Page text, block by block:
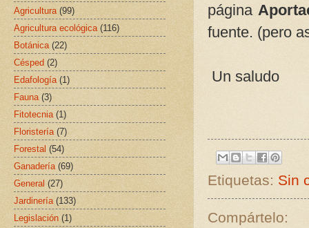
página
fuente. (pero
Un saludo
Etiquetas: Sin
Compártelo:
Agricultura (99)
Agricultura ecológica (116)
Botánica (22)
Césped (2)
Edafología (1)
Fauna (3)
Fitotecnia (1)
Floristería (7)
Forestal (54)
Ganadería (69)
General (27)
Jardinería (133)
Legislación (1)